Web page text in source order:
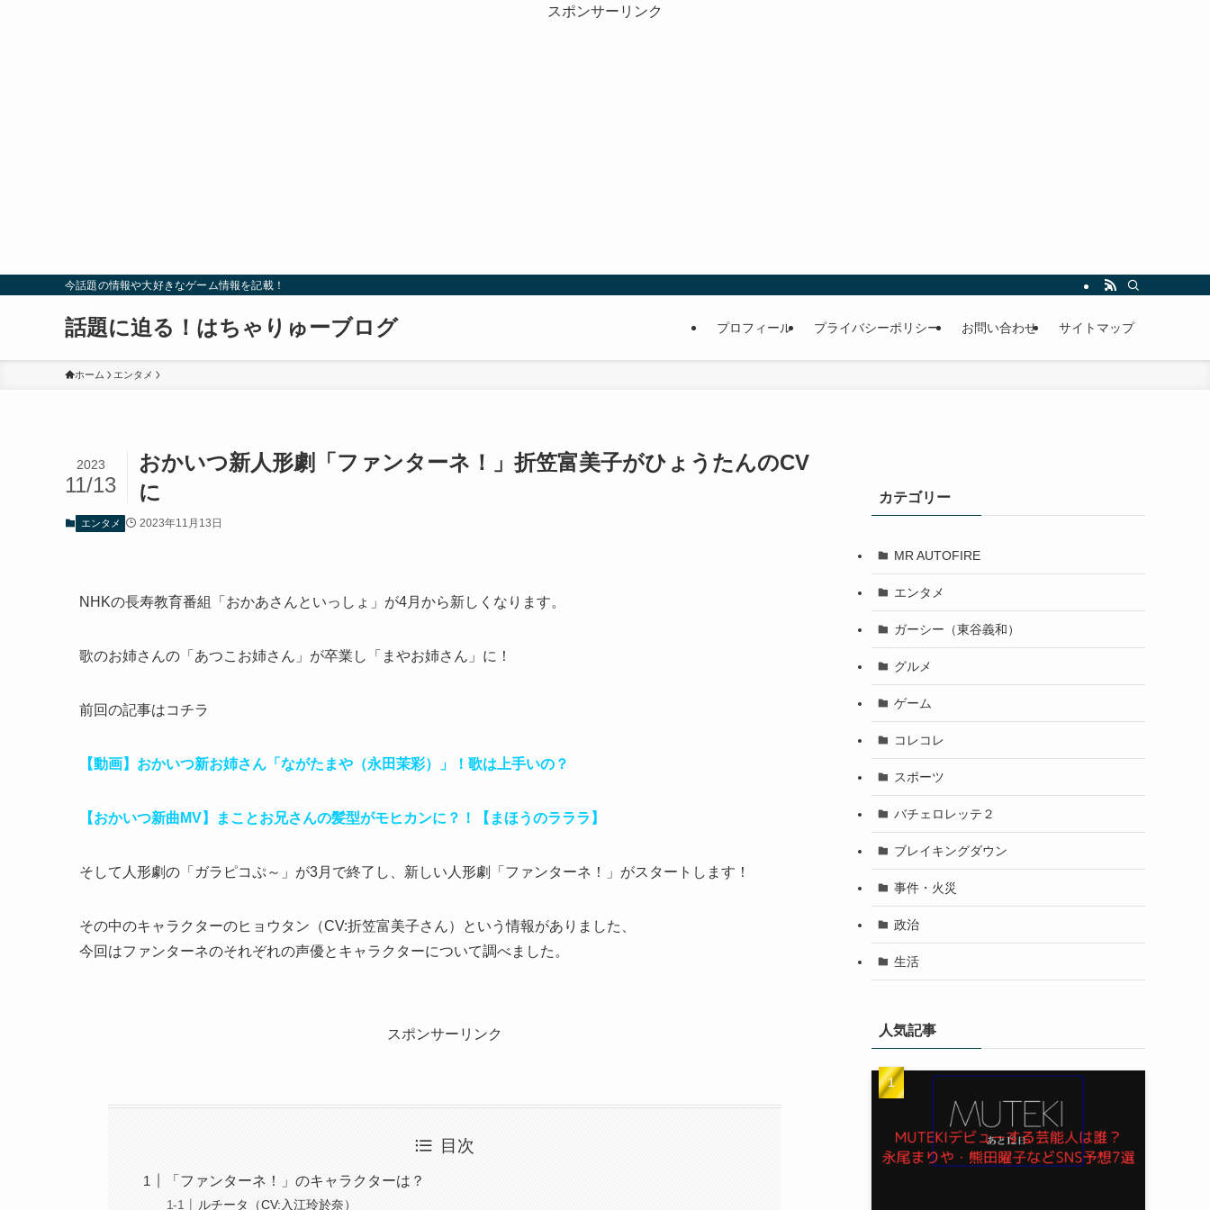
スポンサーリンク
今話題の情報や大好きなゲーム情報を記載！
話題に迫る！はちゃりゅーブログ プロフィール プライバシーポリシー お問い合わせ サイトマップ
ホーム エンタメ
おかいつ新人形劇「ファンターネ！」折笠富美子がひょうたんのCV
に
2023
11/13
エンタメ 2023年11月13日
NHKの長寿教育番組「おかあさんといっしょ」が4月から新しくなります。
歌のお姉さんの「あつこお姉さん」が卒業し「まやお姉さん」に！
前回の記事はコチラ
【動画】おかいつ新お姉さん「ながたまや（永田茉彩）」！歌は上手いの？
【おかいつ新曲MV】まことお兄さんの髪型がモヒカンに？！【まほうのラララ】
そして人形劇の「ガラピコぷ～」が3月で終了し、 新しい人形劇「ファンターネ！」がスタートします！
その中のキャラクターのヒョウタン（CV:折笠富美子さん）という情報がありました、
今回はファンターネのそれぞれの声優とキャラクターについて調べました。
スポンサーリンク
目次
「ファンターネ！」のキャラクターは？
ルチータ（CV:入江玲於奈）
カテゴリー
MR AUTOFIRE
エンタメ
ガーシー（東谷義和）
グルメ
ゲーム
コレコレ
スポーツ
バチェロレッテ２
ブレイキングダウン
事件・火災
政治
生活
人気記事